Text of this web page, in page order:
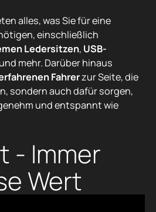
alles, was Sie für eine
einschließlich
Ledersitzen, USB-
und mehr. Darüber hinaus
Fahrerzur Seite, die
sondern auch dafür sorgen,
und entspannt wie
- Immer
Wert